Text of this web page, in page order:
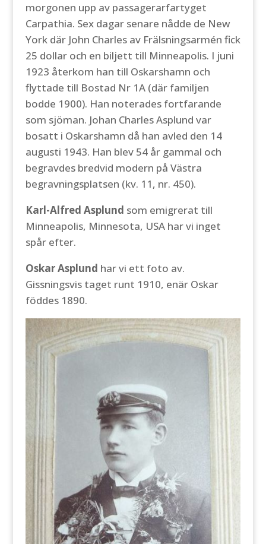
morgonen upp av passagerarfartyget
Carpathia. Sex dagar senare nådde de New
York där John Charles av Frälsningsarmén fick
25 dollar och en biljett till Minneapolis. I juni
1923 återkom han till Oskarshamn och
flyttade till Bostad Nr 1A (där familjen
bodde 1900). Han noterades fortfarande
som sjöman. Johan Charles Asplund var
bosatt i Oskarshamn då han avled den 14
augusti 1943. Han blev 54 år gammal och
begravdes bredvid modern på Västra
begravningsplatsen (kv. 11, nr. 450).
Karl-Alfred Asplund som emigrerat till
Minneapolis, Minnesota, USA har vi inget
spår efter.
Oskar Asplund har vi ett foto av.
Gissningsvis taget runt 1910, enär Oskar
föddes 1890.